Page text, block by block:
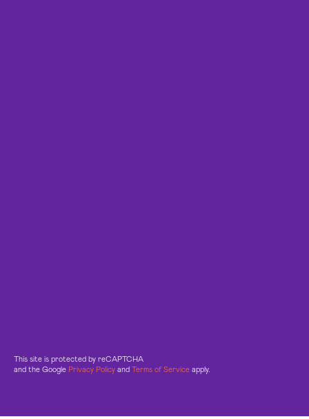
This site is protected by reCAPTCHA
and the Google Privacy Policy and Terms of Service apply.